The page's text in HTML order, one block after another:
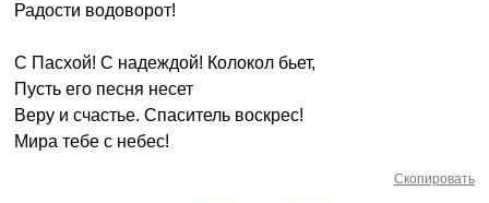
Радости водоворот!
С Пасхой! С надеждой! Колокол бьет,
Пусть его песня несет
Веру и счастье. Спаситель воскрес!
Мира тебе с небес!
Скопировать